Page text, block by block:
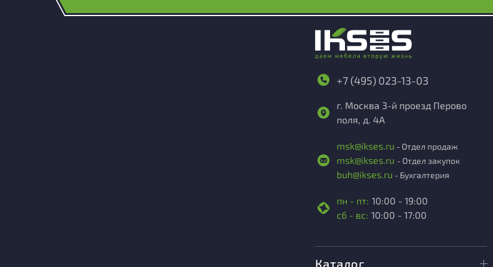
+7 (495) 023-13-03
г. Москва 3-й проезд Перово
поля, д. 4А
msk@ikses.ru - Отдел продаж
msk@ikses.ru - Отдел закупок
buh@ikses.ru - Бухгалтерия
пн - пт: 10:00 - 19:00
сб - вс: 10:00 - 17:00
Каталог